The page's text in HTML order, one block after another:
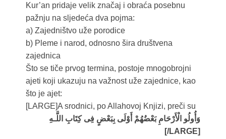
Kur’an pridaje velik značaj i obraća posebnu
pažnju na sljedeća dva pojma:
a) Zajedništvo uže porodice
b) Pleme i narod, odnosno šira društvena
zajednica
Što se tiče prvog termina, postoje mnogobrojni
ajeti koji ukazuju na važnost uže zajednice, kao
što je ajet:
[LARGE]
وَأُولُو الْأَرْحَامِ بَعْضُهُمْ أَوْلَى بِبَعْضٍ فِی كِتَابِ اللَّـهِ
[/LARGE]
A srodnici, po Allahovoj Knjizi, preči su